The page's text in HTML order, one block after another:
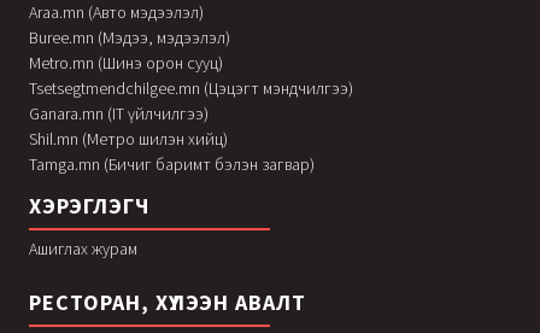
Araa.mn (Авто мэдээлэл)
Buree.mn (Мэдээ, мэдээлэл)
Metro.mn (Шинэ орон сууц)
Tsetsegtmendchilgee.mn (Цэцэгт мэндчилгээ)
Ganara.mn (IT үйлчилгээ)
Shil.mn (Метро шилэн хийц)
Tamga.mn (Бичиг баримт бэлэн загвар)
ХЭРЭГЛЭГЧ
Ашиглах журам
РЕСТОРАН, ХҮЛЭЭН АВАЛТ